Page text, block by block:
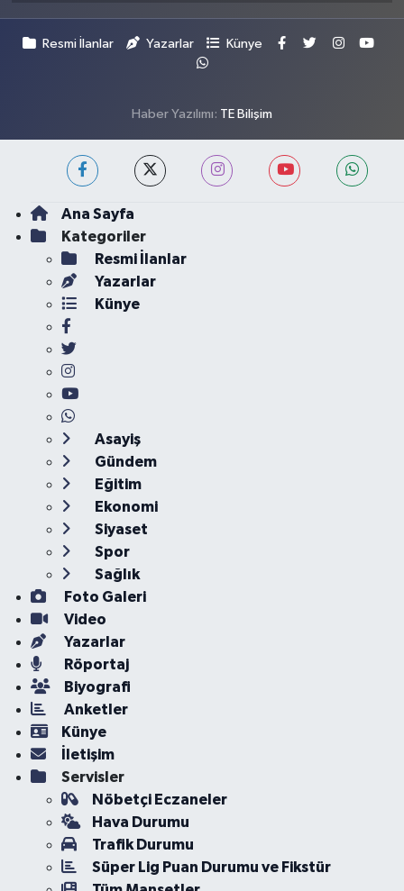
Resmi İlanlar Yazarlar Künye
Haber Yazılımı: TE Bilişim
Ana Sayfa
Kategoriler
Resmi İlanlar
Yazarlar
Künye
Asayiş
Gündem
Eğitim
Ekonomi
Siyaset
Spor
Sağlık
Foto Galeri
Video
Yazarlar
Röportaj
Biyografi
Anketler
Künye
İletişim
Servisler
Nöbetçi Eczaneler
Hava Durumu
Trafik Durumu
Süper Lig Puan Durumu ve Fikstür